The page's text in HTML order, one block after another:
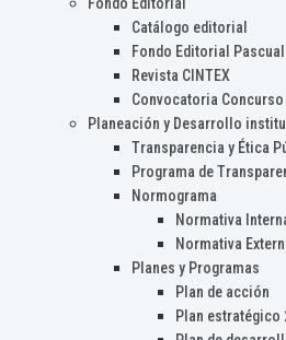
Fondo Editorial
Catálogo editorial
Fondo Editorial
Revista CINTEX
Convocatoria Concurso
Planeación y Desarrollo
Transparencia y Ética
Programa de
Normograma
Normativa
Normativa
Planes y Programas
Plan de acción
Plan estratégico